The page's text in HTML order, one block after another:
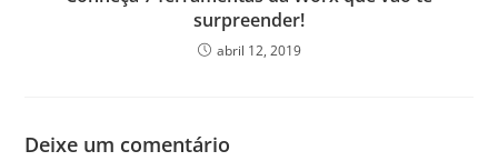
surpreender!
abril 12, 2019
Deixe um comentário